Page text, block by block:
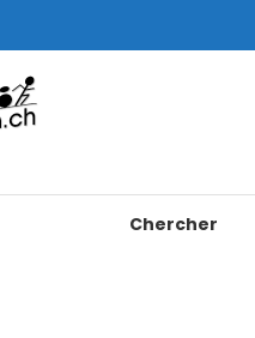
Chercher